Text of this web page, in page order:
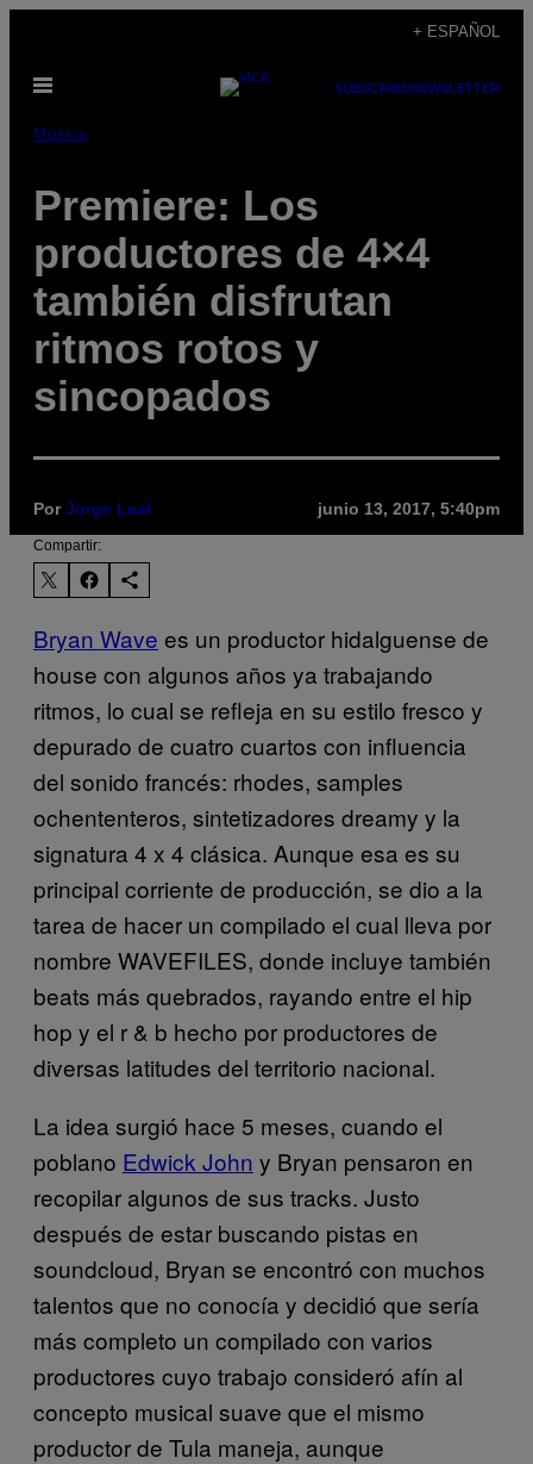
contenido
+ ESPAÑOL
Abrir
SUBSCRIBENEWSLETTER
Música
Premiere: Los
productores de 4×4
también disfrutan
ritmos rotos y
sincopados
PorJorge Leal junio 13, 2017, 5:40pm
Compartir:
Bryan Wave es un productor hidalguense de
house con algunos años ya trabajando
ritmos, lo cual se refleja en su estilo fresco y
depurado de cuatro cuartos con influencia
del sonido francés: rhodes, samples
ochententeros, sintetizadores dreamy y la
signatura 4 x 4 clásica. Aunque esa es su
principal corriente de producción, se dio a la
tarea de hacer un compilado el cual lleva por
nombre WAVEFILES, donde incluye también
beats más quebrados, rayando entre el hip
hop y el r & b hecho por productores de
diversas latitudes del territorio nacional.
La idea surgió hace 5 meses, cuando el
poblano Edwick John y Bryan pensaron en
recopilar algunos de sus tracks. Justo
después de estar buscando pistas en
soundcloud, Bryan se encontró con muchos
talentos que no conocía y decidió que sería
más completo un compilado con varios
productores cuyo trabajo consideró afín al
concepto musical suave que el mismo
productor de Tula maneja, aunque